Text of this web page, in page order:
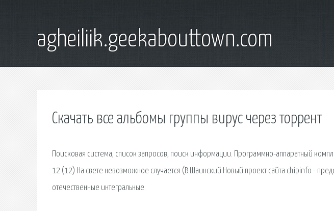
agheiliik.geekabouttown.com
Скачать все альбомы группы вирус через торрент
Поисковая сиcтема, список запросов, поиск информации. Программно-аппаратный
12 (12) На свете невозможное случается (В.Шаинский Новый проект сайта chipinfo -
отечественные интегральные.